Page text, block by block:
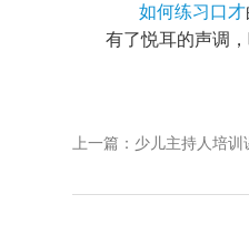
如何练习口才
有了悦耳的声调
上一篇：少儿主持人培训